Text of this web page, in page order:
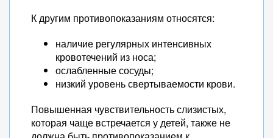
К другим противопоказаниям относятся:
наличие регулярных интенсивных
кровотечений из носа;
ослабленные сосуды;
низкий уровень свертываемости крови.
Повышенная чувствительность слизистых,
которая чаще встречается у детей, также не